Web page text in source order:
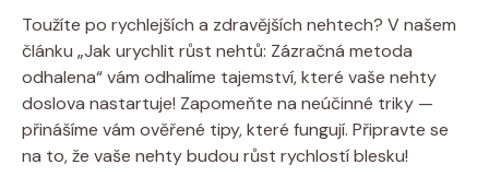
Toužíte po rychlejších a zdravějších nehtech? V našem
článku „Jak urychlit růst nehtů: Zázračná metoda
odhalena“ vám odhalíme tajemství, které vaše nehty
doslova nastartuje! Zapomeňte na neúčinné triky —
přinášíme vám ověřené tipy, které fungují. Připravte se
na to, že vaše nehty budou růst rychlostí blesku!